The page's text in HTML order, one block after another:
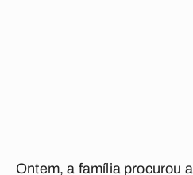
Ontem, a família procurou